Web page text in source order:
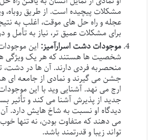
مشکلات پیچیده است. از طریق روباه،
عجله و راه حل های موقت، اغلب به
برای مشکلات عمیق تر، نیاز به تأمل
موجودات دشت اسرارآمیز: این
شخصیت ها هستند که هر یک ویژگی
منحصربه فردی دارند. آن ها در دشت،
جشن می گیرند و نمادی از جامعه ای
ارج می نهد. آشنایی وید با این
جدید از پذیرش آشنا می کند و تأثیر
دیدگاه او نسبت به شاخ هایش دارد.
می دهند که متفاوت بودن، نه تنها
تواند زیبا و قدرتمند باشد.